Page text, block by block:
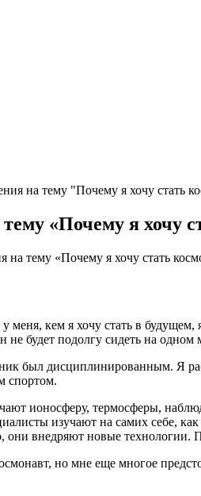
на тему "Почему я хочу стать
«Почему я хочу
тему «Почему я хочу стать
меня, кем я хочу стать в
не будет подолгу сидеть на
был дисциплинированным. Я
спортом.
ионосферу, термосферы,
изучают на самих себе,
они внедряют новые технологии.
но мне еще многое